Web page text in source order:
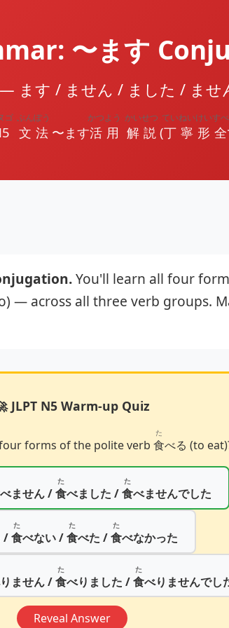
〜ます
ます / ません / ました / ませ
ゴ
文法
ぶんぽう
〜ます活用
かつよう
解説
かいせつ
(丁寧形
ていねいけい
全
すべ
You'll learn all four
— across all three verb groups.
JLPT N5 Warm-up Quiz
forms of the polite verb 食
た
べる (to
べません /食
た
べました /食
た
べませんでした
/食
た
べない /食
た
べた /食
た
べなかった
ません /食
た
べりました /食
た
べりませんでし
Reveal Answer